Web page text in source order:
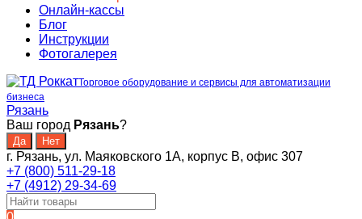
Онлайн-кассы
Блог
Инструкции
Фотогалерея
Торговое оборудование и сервисы для автоматизации
бизнеса
Рязань
Ваш город Рязань?
г. Рязань, ул. Маяковского 1А, корпус B, офис 307
+7 (800) 511-29-18
+7 (4912) 29-34-69